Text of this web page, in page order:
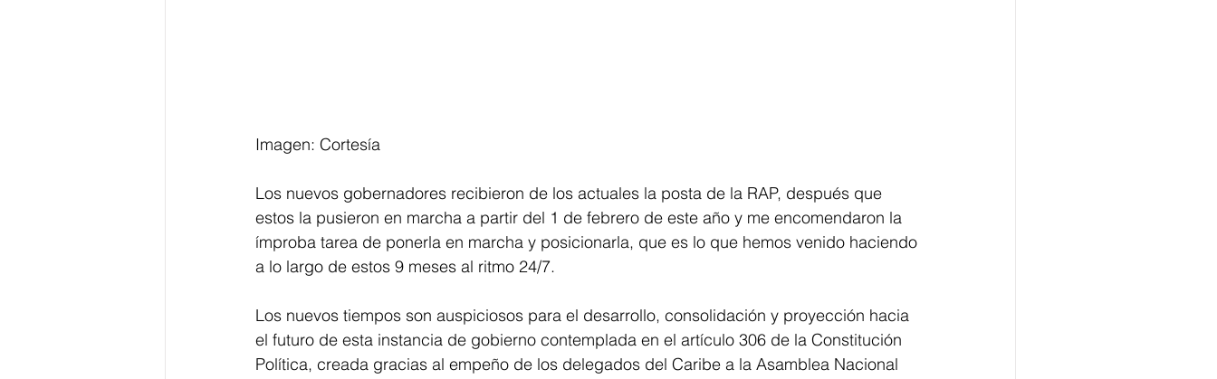
Imagen: Cortesía
Los nuevos gobernadores recibieron de los actuales la posta de la RAP, después que
estos la pusieron en marcha a partir del 1 de febrero de este año y me encomendaron la
ímproba tarea de ponerla en marcha y posicionarla, que es lo que hemos venido haciendo
a lo largo de estos 9 meses al ritmo 24/7.
Los nuevos tiempos son auspiciosos para el desarrollo, consolidación y proyección hacia
el futuro de esta instancia de gobierno contemplada en el artículo 306 de la Constitución
Política, creada gracias al empeño de los delegados del Caribe a la Asamblea Nacional